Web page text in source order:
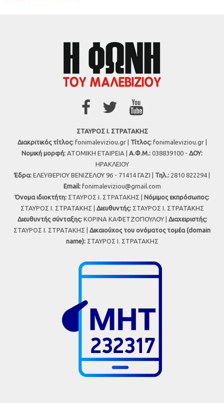
ΣΤΑΥΡΟΣ Ι. ΣΤΡΑΤΑΚΗΣ
Διακριτικός τίτλος:fonimaleviziou.gr | Τίτλος:fonimaleviziou.gr |
Νομική μορφή: ΑΤΟΜΙΚΗ ΕΤΑΙΡΕΙΑ | Α.Φ.Μ.: 038839100 - ΔΟΥ:
ΗΡΑΚΛΕΙΟΥ
Έδρα: ΕΛΕΥΘΕΡΙΟΥ ΒΕΝΙΖΕΛΟΥ 96 - 71414 ΓΑΖΙ | Τηλ.: 2810 822294 |
Εmail: fonimaleviziou@gmail.com
Όνομα ιδιοκτήτη: ΣΤΑΥΡΟΣ Ι. ΣΤΡΑΤΑΚΗΣ | Νόμιμος εκπρόσωπος:
ΣΤΑΥΡΟΣ Ι. ΣΤΡΑΤΑΚΗΣ | Διευθυντής:ΣΤΑΥΡΟΣ Ι. ΣΤΡΑΤΑΚΗΣ
Διευθυντής σύνταξης:ΚΟΡΙΝΑ ΚΑΦΕΤΖΟΠΟΥΛΟΥ | Διαχειριστής:
ΣΤΑΥΡΟΣ Ι. ΣΤΡΑΤΑΚΗΣ | Δικαιούχος του ονόματος τομέα (domain
name):ΣΤΑΥΡΟΣ Ι. ΣΤΡΑΤΑΚΗΣ